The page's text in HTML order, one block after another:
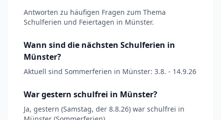
Antworten zu häufigen Fragen zum Thema
Schulferien und Feiertagen in Münster.
Wann sind die nächsten Schulferien in
Münster?
Aktuell sind Sommerferien in Münster: 3.8. - 14.9.26
War gestern schulfrei in Münster?
Ja, gestern (Samstag, der 8.8.26) war schulfrei in